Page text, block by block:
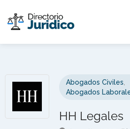
Abogados Civiles
Abogados
HH Legales